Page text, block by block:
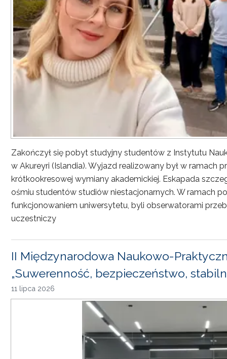
Zakończył się pobyt studyjny studentów z Instytutu
w Akureyri (Islandia). Wyjazd realizowany był w ramach
krótkookresowej wymiany akademickiej. Eskapada
ośmiu studentów studiów niestacjonarnych. W ramach
funkcjonowaniem uniwersytetu, byli obserwatorami
uczestniczy
II Międzynarodowa Naukowo-
„Suwerenność, bezpieczeństwo,
11 lipca 2026